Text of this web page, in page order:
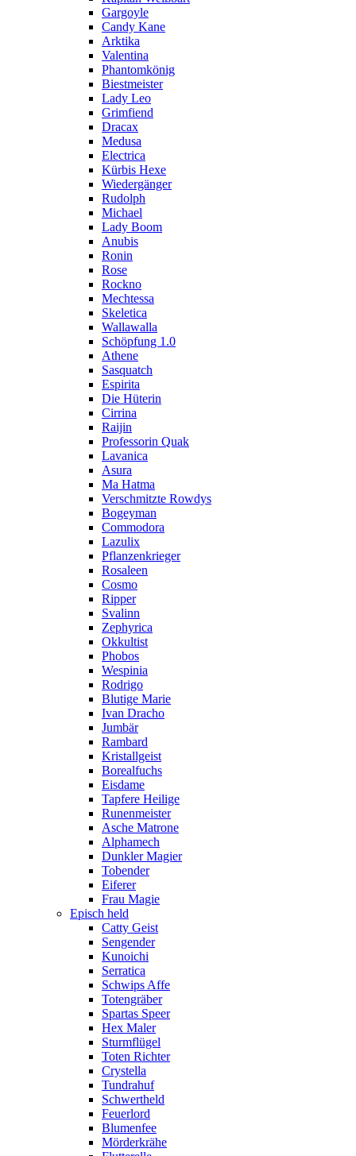
Gargoyle
Candy Kane
Arktika
Valentina
Phantomkönig
Biestmeister
Lady Leo
Grimfiend
Dracax
Medusa
Electrica
Kürbis Hexe
Wiedergänger
Rudolph
Michael
Lady Boom
Anubis
Ronin
Rose
Rockno
Mechtessa
Skeletica
Wallawalla
Schöpfung 1.0
Athene
Sasquatch
Espirita
Die Hüterin
Cirrina
Raijin
Professorin Quak
Lavanica
Asura
Ma Hatma
Verschmitzte Rowdys
Bogeyman
Commodora
Lazulix
Pflanzenkrieger
Rosaleen
Cosmo
Ripper
Svalinn
Zephyrica
Okkultist
Phobos
Wespinia
Rodrigo
Blutige Marie
Ivan Dracho
Jumbär
Rambard
Kristallgeist
Borealfuchs
Eisdame
Tapfere Heilige
Runenmeister
Asche Matrone
Alphamech
Dunkler Magier
Tobender
Eiferer
Frau Magie
Episch held
Catty Geist
Sengender
Kunoichi
Serratica
Schwips Affe
Totengräber
Spartas Speer
Hex Maler
Sturmflügel
Toten Richter
Crystella
Tundrahuf
Schwertheld
Feuerlord
Blumenfee
Mörderkrähe